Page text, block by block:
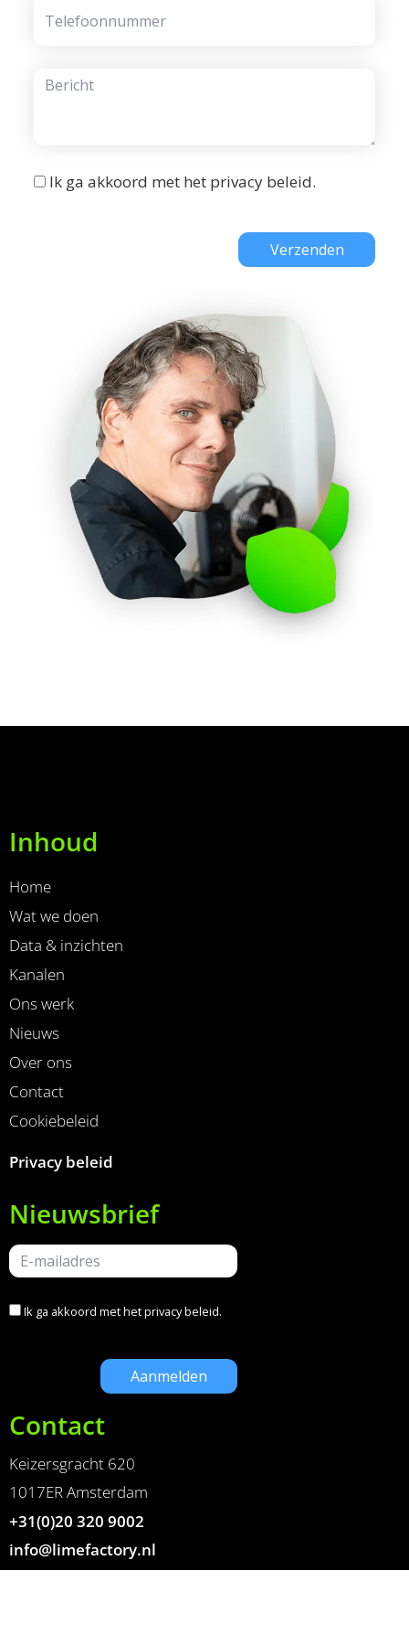
Ik ga akkoord met het privacy beleid.
Inhoud
Home
Wat we doen
Data & inzichten
Kanalen
Ons werk
Nieuws
Over ons
Contact
Cookiebeleid
Privacy beleid
Nieuwsbrief
Ik ga akkoord met hetprivacy beleid.
Contact
Keizersgracht 620
1017ER Amsterdam
+31(0)20 320 9002
info@limefactory.nl